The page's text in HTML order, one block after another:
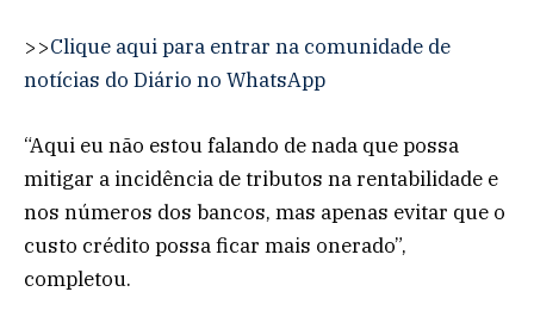
>>Clique aqui para entrar na comunidade de
notícias do Diário no WhatsApp
“Aqui eu não estou falando de nada que possa
mitigar a incidência de tributos na rentabilidade e
nos números dos bancos, mas apenas evitar que o
custo crédito possa ficar mais onerado”,
completou.